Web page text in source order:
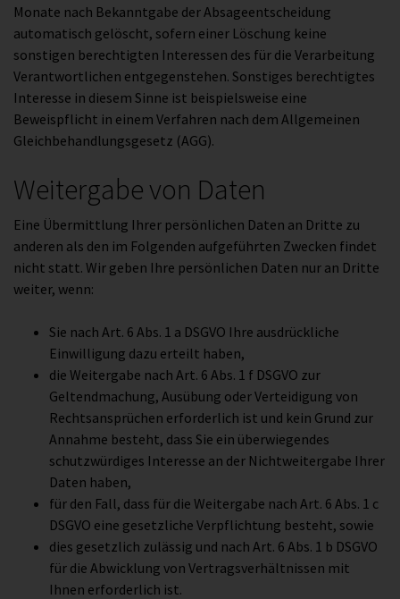
Monate nach Bekanntgabe der Absageentscheidung
automatisch gelöscht, sofern einer Löschung keine
sonstigen berechtigten Interessen des für die Verarbeitung
Verantwortlichen entgegenstehen. Sonstiges berechtigtes
Interesse in diesem Sinne ist beispielsweise eine
Beweispflicht in einem Verfahren nach dem Allgemeinen
Gleichbehandlungsgesetz (AGG).
Weitergabe von Daten
Eine Übermittlung Ihrer persönlichen Daten an Dritte zu
anderen als den im Folgenden aufgeführten Zwecken findet
nicht statt. Wir geben Ihre persönlichen Daten nur an Dritte
weiter, wenn:
Sie nach Art. 6 Abs. 1 a DSGVO Ihre ausdrückliche
Einwilligung dazu erteilt haben,
die Weitergabe nach Art. 6 Abs. 1 f DSGVO zur
Geltendmachung, Ausübung oder Verteidigung von
Rechtsansprüchen erforderlich ist und kein Grund zur
Annahme besteht, dass Sie ein überwiegendes
schutzwürdiges Interesse an der Nichtweitergabe Ihrer
Daten haben,
für den Fall, dass für die Weitergabe nach Art. 6 Abs. 1 c
DSGVO eine gesetzliche Verpflichtung besteht, sowie
dies gesetzlich zulässig und nach Art. 6 Abs. 1 b DSGVO
für die Abwicklung von Vertragsverhältnissen mit
Ihnen erforderlich ist.